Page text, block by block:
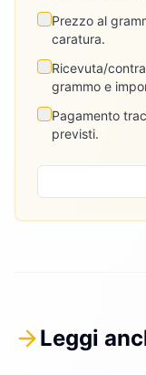
Prezzo al
caratura.
Ricevuta/
grammo e
Pagamento
previsti.
Leggi